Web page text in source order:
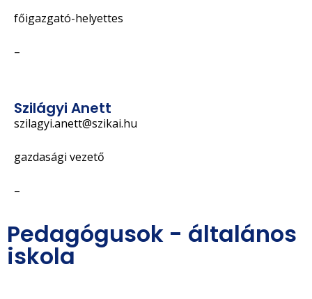
főigazgató-helyettes
–
Szilágyi Anett
szilagyi.anett@szikai.hu
gazdasági vezető
–
Pedagógusok - általános
iskola